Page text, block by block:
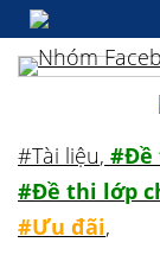
#Tài liệu, #Đề
#Đề thi lớp
#Ưu đãi,